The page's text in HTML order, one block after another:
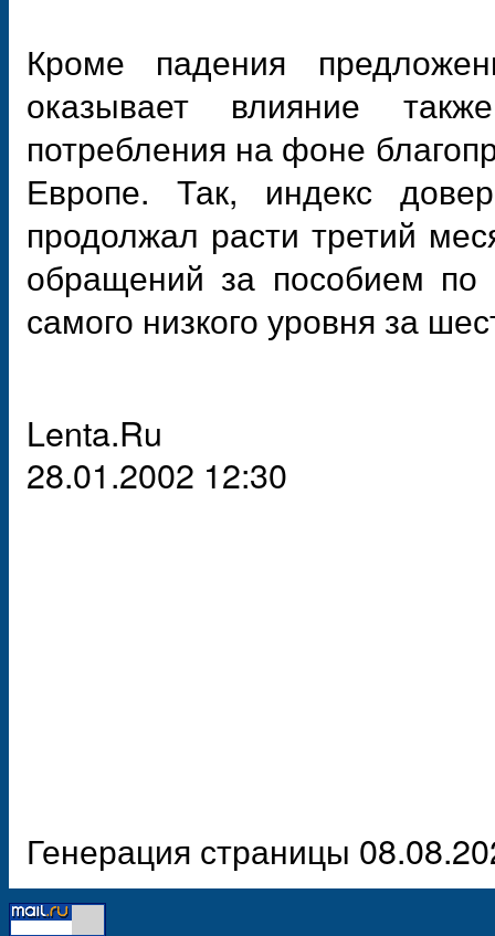
Кроме падения
оказывает влияние
потребления на фоне
Европе. Так, индекс
продолжал расти третий
обращений за пособием
самого низкого уровня за
Lenta.Ru
28.01.2002 12:30
Генерация страницы